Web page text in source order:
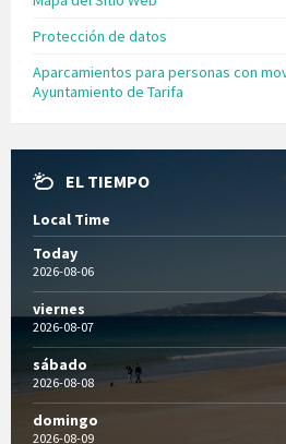
Protección de datos
Aparcamientos para personas con
Ayuntamiento de Tarifa
EL TIEMPO
Local Time
Today
2026-08-06
viernes
2026-08-07
sábado
2026-08-08
domingo
2026-08-09